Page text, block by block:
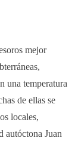
mejor
una temperatura
de ellas se
locales,
autóctona Juan